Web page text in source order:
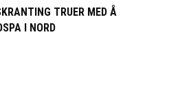
TRUER MED Å
I NORD